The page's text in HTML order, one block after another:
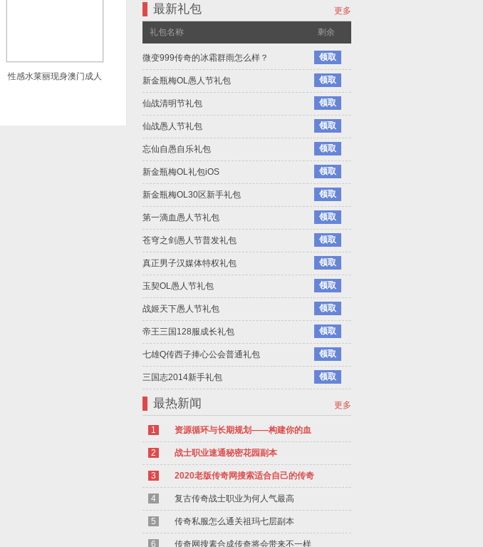
性感水莱丽现身澳门成人
真 更多
最新礼包
剩余
礼包名称
领取
微变999传奇的冰霜群雨怎么样？
领取
新金瓶梅OL愚人节礼包
领取
仙战清明节礼包
领取
仙战愚人节礼包
领取
忘仙自愚自乐礼包
领取
新金瓶梅OL礼包iOS
领取
新金瓶梅OL30区新手礼包
领取
第一滴血愚人节礼包
领取
苍穹之剑愚人节普发礼包
领取
真正男子汉媒体特权礼包
领取
玉契OL愚人节礼包
领取
战姬天下愚人节礼包
领取
帝王三国128服成长礼包
领取
七雄Q传西子捧心公会普通礼包
领取
三国志2014新手礼包
更多
最热新闻
1 资源循环与长期规划——构建你的血
2 战士职业速通秘密花园副本
3 2020老版传奇网搜索适合自己的传奇
4 复古传奇战士职业为何人气最高
5 传奇私服怎么通关祖玛七层副本
6 传奇网搜素合成传奇将会带来不一样